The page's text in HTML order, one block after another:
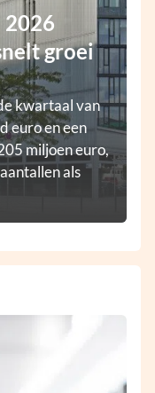
2026
groei
kwartaal van
euro en een
miljoen euro,
als